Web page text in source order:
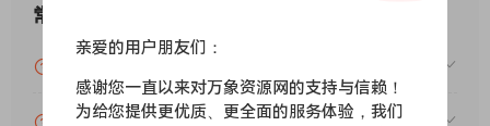
ENVELOPE FOLLOWER
SONG PART AUTOMATION
MIDI RECHANNELIZER
CHORD MAKER
WIRING ACTIVITY
常见问题
亲爱的用户朋友们：
感谢您一直以来对万象资源网的支持与信赖！
为给您提供更优质、更全面的服务体验，我们